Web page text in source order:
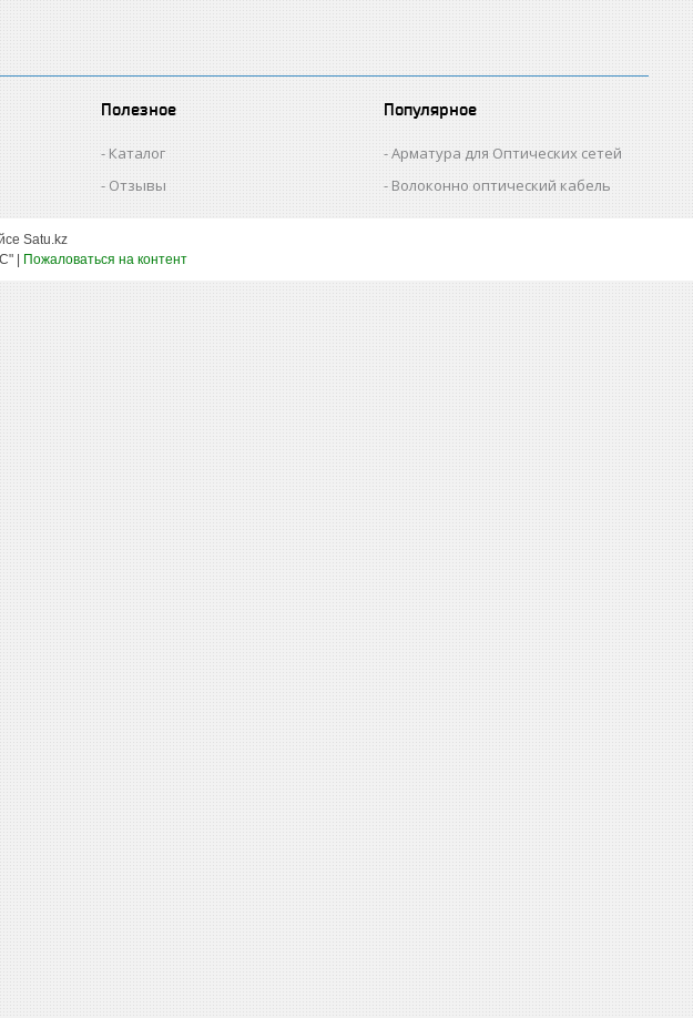
Полезное
Каталог
Отзывы
Популярное
Арматура для Оптических сетей
Волоконно оптический кабель
Satu.kz
Пожаловаться на контент